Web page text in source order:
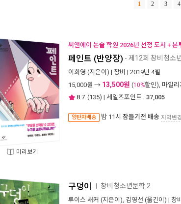
1 2 3 4
미리보기
씨앤에이 논술 학원 2026년 선정 도서 + 본
페인트 (반양장) - 제12회 창비청소
이희영 (지은이) | 창비 | 2019년 4월
15,000원 → 13,500원 (10%할인), 마일리
8.7 (135) | 세일즈포인트 : 37,005
양탄자배송 밤 11시 잠들기전 배송 지역변
구덩이 창비청소년문학 2
루이스 새커 (지은이), 김영선 (옮긴이) | 창비